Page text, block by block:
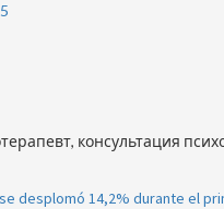
консультация
desplomó 14,2% durante el